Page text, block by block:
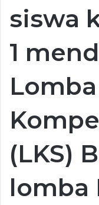
siswa
1
Lomba
(LKS)
lomba